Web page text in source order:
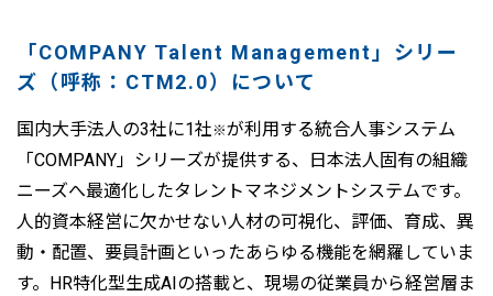
「COMPANY Talent Management」シリー
ズ（呼称：CTM2.0）について
国内大手法人の3社に1社※が利用する統合人事システム
「COMPANY」シリーズが提供する、日本法人固有の組織
ニーズへ最適化したタレントマネジメントシステムです。
人的資本経営に欠かせない人材の可視化、評価、育成、異
動・配置、要員計画といったあらゆる機能を網羅していま
す。HR特化型生成AIの搭載と、現場の従業員から経営層ま